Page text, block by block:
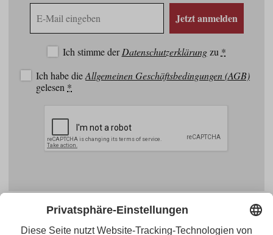
Mail
Jetzt anmelden
Ich stimme derDatenschutzerklärungzu *
Ich habe dieAllgemeinen Geschäftsbedingungen (AGB)
gelesen *
Instagram